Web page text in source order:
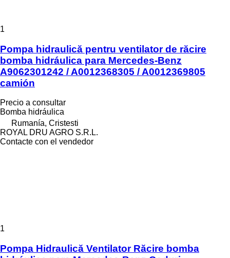
1
Pompa hidraulică pentru ventilator de răcire
bomba hidráulica para Mercedes-Benz
A9062301242 / A0012368305 / A0012369805
camión
Precio a consultar
Bomba hidráulica
Rumanía, Cristesti
ROYAL DRU AGRO S.R.L.
Contacte con el vendedor
1
Pompa Hidraulică Ventilator Răcire bomba